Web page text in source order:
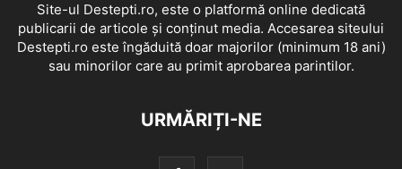
Site-ul Destepti.ro, este o platformă online dedicată
publicarii de articole și conținut media. Accesarea siteului
Destepti.ro este îngăduită doar majorilor (minimum 18 ani)
sau minorilor care au primit aprobarea parintilor.
URMĂRIȚI-NE